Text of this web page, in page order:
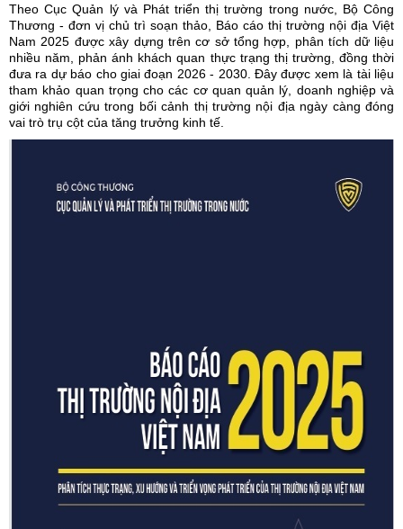
Theo Cục Quản lý và Phát triển thị trường trong nước, Bộ Công
Thương - đơn vị chủ trì soạn thảo, Báo cáo thị trường nội địa Việt
Nam 2025 được xây dựng trên cơ sở tổng hợp, phân tích dữ liệu
nhiều năm, phản ánh khách quan thực trạng thị trường , đồng thời
đưa ra dự báo cho giai đoạn 2026 - 2030. Đây được xem là tài liệu
tham khảo quan trọng cho các cơ quan quản lý, doanh nghiệp và
giới nghiên cứu trong bối cảnh thị trường nội địa ngày càng đóng
vai trò trụ cột của tăng trưởng kinh tế.